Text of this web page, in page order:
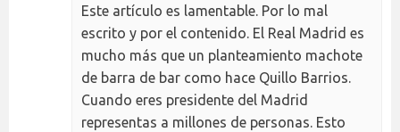
Este artículo es lamentable. Por lo mal
escrito y por el contenido. El Real Madrid es
mucho más que un planteamiento machote
de barra de bar como hace Quillo Barrios.
Cuando eres presidente del Madrid
representas a millones de personas. Esto